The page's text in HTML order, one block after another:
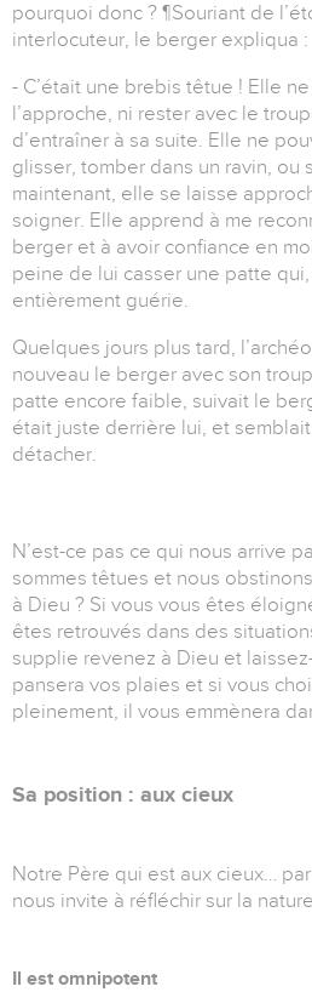
pourquoi donc ? ¶Souriant de
interlocuteur, le berger expliqua :
- C’était une brebis têtue ! Elle
l’approche, ni rester avec le
d’entraîner à sa suite. Elle ne
glisser, tomber dans un ravin, ou
maintenant, elle se laisse
soigner. Elle apprend à me
berger et à avoir confiance en
peine de lui casser une patte
entièrement guérie.
Quelques jours plus tard,
nouveau le berger avec son
patte encore faible, suivait le
était juste derrière lui, et
détacher.
N’est-ce pas ce qui nous arrive
sommes têtues et nous
à Dieu ? Si vous vous êtes
êtes retrouvés dans des
supplie revenez à Dieu et
pansera vos plaies et si vous
pleinement, il vous emmènera
Sa position : aux cieux
Notre Père qui est aux cieux…
nous invite à réfléchir sur la
Il est omnipotent